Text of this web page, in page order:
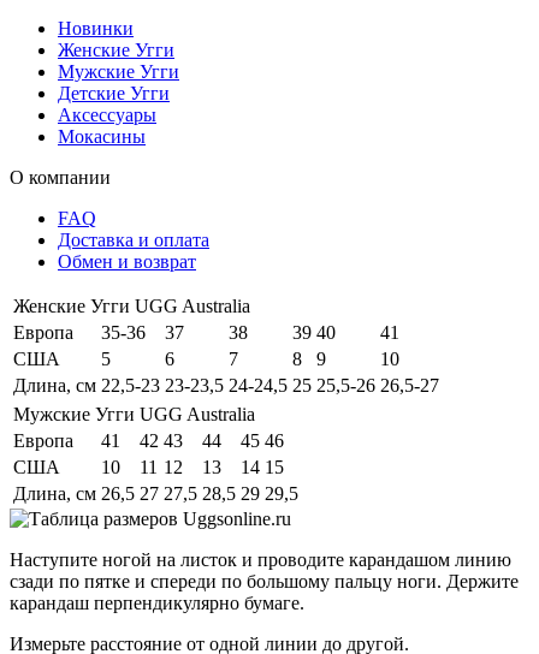
Новинки
Женские Угги
Мужские Угги
Детские Угги
Аксессуары
Мокасины
О компании
FAQ
Доставка и оплата
Обмен и возврат
Женские Угги UGG Australia
Европа
35-36 37 38 39 40
41
США
5 6 7 8 9
10
Длина, см 22,5-23 23-23,5 24-24,5 25 25,5-26 26,5-27
Мужские Угги UGG Australia
Европа
41 42 43 44 45 46
США
10 11 12 13 14 15
Длина, см 26,5 27 27,5 28,5 29 29,5
Наступите ногой на листок и проводите карандашом линию
сзади по пятке и спереди по большому пальцу ноги. Держите
карандаш перпендикулярно бумаге.
Измерьте расстояние от одной линии до другой.